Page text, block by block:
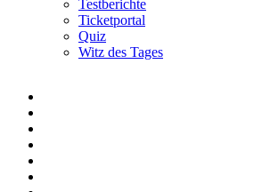
Testberichte
Ticketportal
Quiz
Witz des Tages